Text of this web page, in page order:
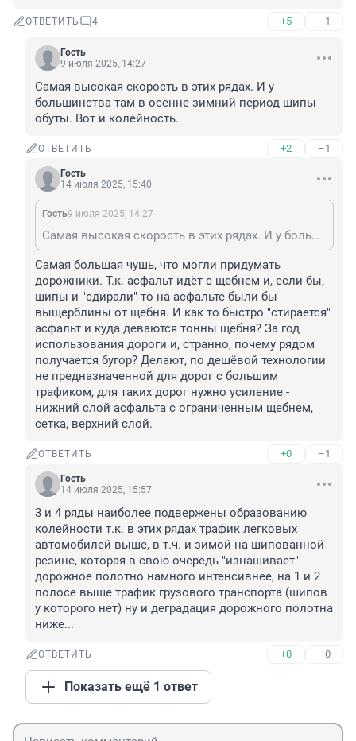
ОТВЕТИТЬ 4 +5 –1
Гость
9 июля 2025, 14:27
Самая высокая скорость в этих рядах. И у
большинства там в осенне зимний период шипы
обуты. Вот и колейность.
ОТВЕТИТЬ +2 –1
Гость
14 июля 2025, 15:40
Гость9 июля 2025, 14:27
Самая высокая скорость в этих рядах. И у большинства там в осенне зимний период шипы обуты. Вот и колейность.
Самая большая чушь, что могли придумать
дорожники. Т.к. асфальт идёт с щебнем и, если бы,
шипы и "сдирали" то на асфальте были бы
выщерблины от щебня. И как то быстро "стирается"
асфальт и куда деваются тонны щебня? За год
использования дороги и, странно, почему рядом
получается бугор? Делают, по дешёвой технологии
не предназначенной для дорог с большим
трафиком, для таких дорог нужно усиление -
нижний слой асфальта с ограниченным щебнем,
сетка, верхний слой.
ОТВЕТИТЬ +0 –1
Гость
14 июля 2025, 15:57
3 и 4 ряды наиболее подвержены образованию
колейности т.к. в этих рядах трафик легковых
автомобилей выше, в т.ч. и зимой на шипованной
резине, которая в свою очередь "изнашивает"
дорожное полотно намного интенсивнее, на 1 и 2
полосе выше трафик грузового транспорта (шипов
у которого нет) ну и деградация дорожного полотна
ниже...
ОТВЕТИТЬ +0 –0
Показать ещё 1 ответ